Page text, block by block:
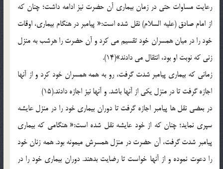
رعایت مساوات حتی در زمان بیماری آن حضرت نیز ادامه داشت؛ چنان که
از امام صادق (علیه السلام) نقل شده است:« پیامبر در هنگام بیماری، اوقات
خود را در میان همسران خود تقسیم می کرد و آن حضرت را هرشب به منزل
زنی که نوبت او بود، انتقال می دادند»(14).
زمانی که بیماری پیامبر شدت گرفت، رو به همه همسران خود کرد و از آنها
اجازه گرفت تا در منزل یکی از آنها باشد. و آنها نیز اجازه دادند.(15)
در بعضی نقل ها پیامبر اجازه گرفت تا دوران بیماری خود را در منزل عایشه
سپری نماید؛ چنان که از خود عایشه نقل شده است:« هنگامی که بیماری
پیامبر شدت گرفت، آن حضرت در منزل همسرش میمونه بود. همه زنان خود
را دعوت نموده و از آنها خواست تا رضایت بدهند. دوران بیماری خود را در